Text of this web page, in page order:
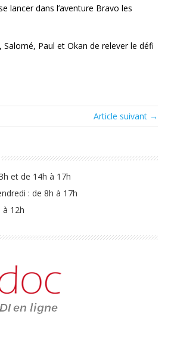
lancer dans l’aventure Bravo les
Paul et Okan de relever le défi
Article suivant →
et de 14h à 17h
: de 8h à 17h
à 12h